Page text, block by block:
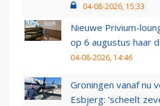
04-08-2026, 15:33
Nieuwe Privium-
op 6 augustus haar
04-08-2026, 14:46
Groningen vanaf nu
Esbjerg: 'scheelt